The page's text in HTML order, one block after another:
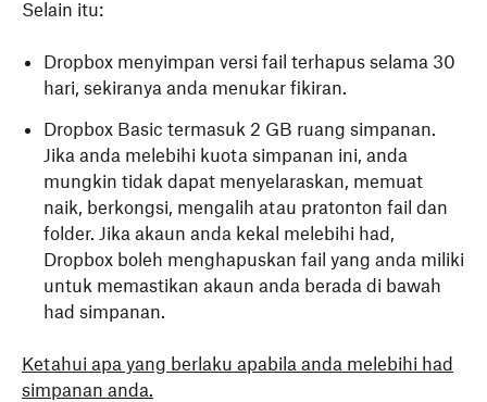
Selain itu:
Dropbox menyimpan versi fail terhapus selama 30
hari, sekiranya anda menukar fikiran.
Dropbox Basic termasuk 2 GB ruang simpanan.
Jika anda melebihi kuota simpanan ini, anda
mungkin tidak dapat menyelaraskan, memuat
naik, berkongsi, mengalih atau pratonton fail dan
folder. Jika akaun anda kekal melebihi had,
Dropbox boleh menghapuskan fail yang anda miliki
untuk memastikan akaun anda berada di bawah
had simpanan.
Ketahui apa yang berlaku apabila anda melebihi had
simpanan anda.